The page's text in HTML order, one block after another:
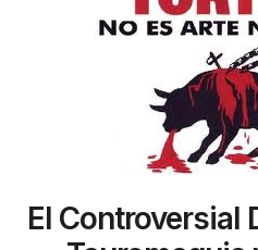
El Controversial